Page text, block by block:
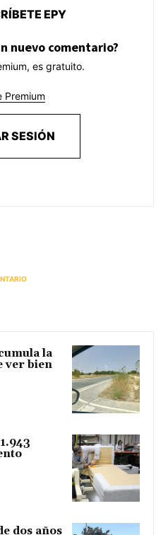
EPY
nuevo comentario?
es gratuito.
Premium
SESIÓN
la
ver bien
dos años